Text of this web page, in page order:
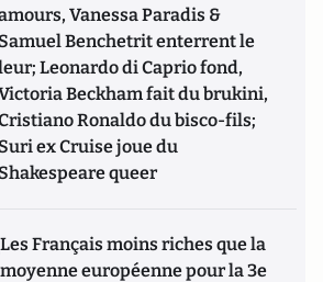
Vanessa Paradis &
Samuel Benchetrit enterrent le
Leonardo di Caprio fond,
Beckham fait du brukini,
Ronaldo du bisco-fils;
Suri ex Cruise joue du
Shakespeare queer
Les Français moins riches que la
moyenne européenne pour la 3e